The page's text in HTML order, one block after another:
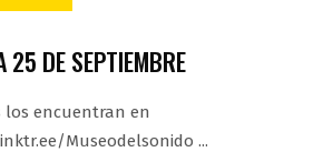
25 DE SEPTIEMBRE
los encuentran en
Museodelsonido